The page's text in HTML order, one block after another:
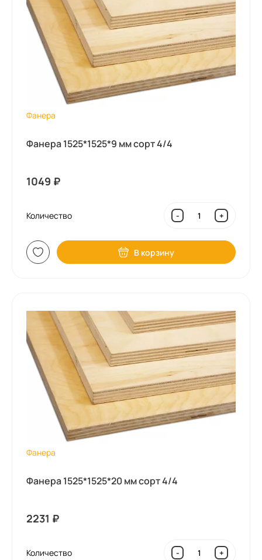
Фанера
Фанера 1525*1525*9 мм сорт 4/4
1049 ₽
Количество - +
В корзину
Фанера
Фанера 1525*1525*20 мм сорт 4/4
2231 ₽
Количество - +